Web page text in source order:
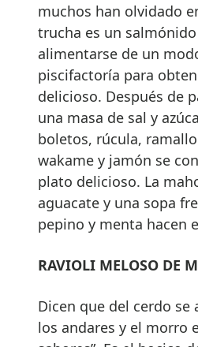
muchos han olvidado
trucha es un
alimentarse de un
piscifactoría para
delicioso. Después de
una masa de sal y
boletos, rúcula,
wakame y jamón se
plato delicioso. La
aguacate y una sopa
pepino y menta hacen
RAVIOLI MELOSO DE
Dicen que del cerdo se
los andares y el morro